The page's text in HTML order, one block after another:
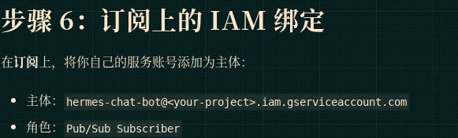
步骤 6：订阅上的 IAM 绑定
在订阅 上，将你自己的服务账号添加为主体：
主体： hermes-chat-bot@<your-project>.iam.gserviceaccount.com
角色： Pub/Sub Subscriber